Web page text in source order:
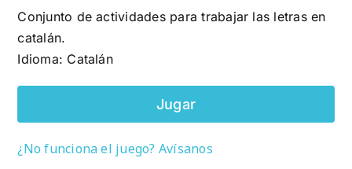
Conjunto de actividades para trabajar las letras en
catalán.
Idioma: Catalán
Jugar
¿No funciona el juego? Avísanos